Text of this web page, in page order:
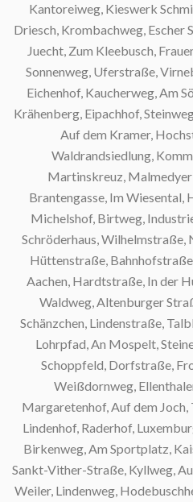
Kantoreiweg, Kieswerk
Driesch, Krombachweg, Escher
Juecht, Zum Kleebusch,
Sonnenweg, Uferstraße,
Eichenhof, Kaucherweg, Am
Krähenberg, Eipachhof,
Auf dem Kramer,
Waldrandsiedlung,
Martinskreuz, Malmedyer
Brantengasse, Im Wiesental,
Michelshof, Birtweg,
Schröderhaus,
Hüttenstraße,
Aachen, Hardtstraße, In der
Waldweg, Altenburger
Schänzchen, Lindenstraße,
Lohrpfad, An Mospelt,
Schoppfeld, Dorfstraße,
Weißdornweg,
Margaretenhof, Auf dem
Lindenhof, Raderhof,
Birkenweg, Am Sportplatz,
Sankt-Vither-Straße, Kyllweg,
Weiler, Lindenweg,